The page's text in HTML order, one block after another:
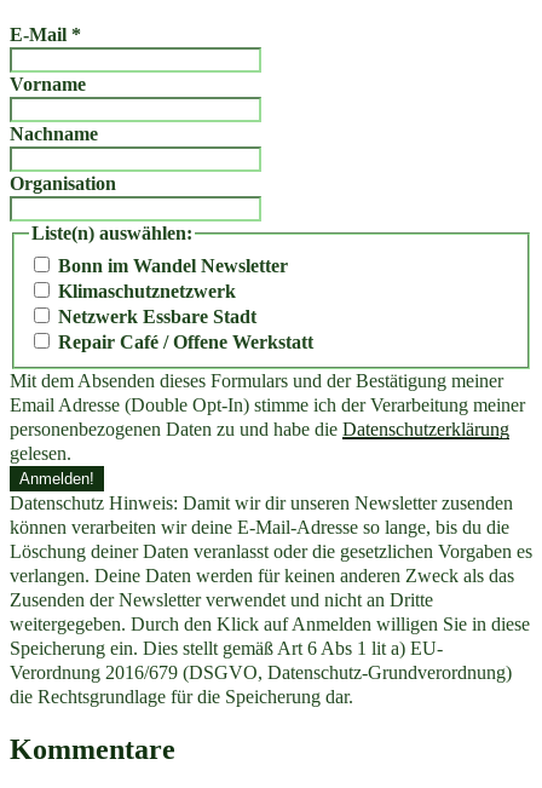
E-Mail *
Vorname
Nachname
Organisation
Liste(n) auswählen:
Bonn im Wandel Newsletter
Klimaschutznetzwerk
Netzwerk Essbare Stadt
Repair Café / Offene Werkstatt
Mit dem Absenden dieses Formulars und der Bestätigung meiner
Email Adresse (Double Opt-In) stimme ich der Verarbeitung meiner
personenbezogenen Daten zu und habe die Datenschutzerklärung
gelesen.
Datenschutz Hinweis: Damit wir dir unseren Newsletter zusenden
können verarbeiten wir deine E-Mail-Adresse so lange, bis du die
Löschung deiner Daten veranlasst oder die gesetzlichen Vorgaben es
verlangen. Deine Daten werden für keinen anderen Zweck als das
Zusenden der Newsletter verwendet und nicht an Dritte
weitergegeben. Durch den Klick auf Anmelden willigen Sie in diese
Speicherung ein. Dies stellt gemäß Art 6 Abs 1 lit a) EU-
Verordnung 2016/679 (DSGVO, Datenschutz-Grundverordnung)
die Rechtsgrundlage für die Speicherung dar.
Kommentare